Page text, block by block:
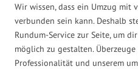
Wir wissen, dass ein Umzug mit
verbunden sein kann. Deshalb
Rundum-Service zur Seite, um
möglich zu gestalten.
Professionalität und unserem